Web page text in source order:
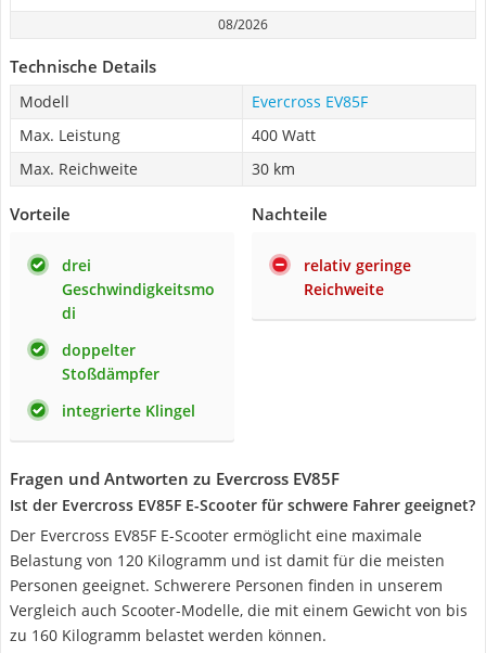
08/2026
Technische Details
Modell
Evercross EV85F
Max. Leistung
400 Watt
Max. Reichweite
30 km
Vorteile
drei
Geschwindigkeitsmo
di
doppelter
Stoßdämpfer
integrierte Klingel
Nachteile
relativ geringe
Reichweite
Fragen und Antworten zu Evercross EV85F
Ist der Evercross EV85F E-Scooter für schwere Fahrer geeignet?
Der Evercross EV85F E-Scooter ermöglicht eine maximale
Belastung von 120 Kilogramm und ist damit für die meisten
Personen geeignet. Schwerere Personen finden in unserem
Vergleich auch Scooter-Modelle, die mit einem Gewicht von bis
zu 160 Kilogramm belastet werden können.